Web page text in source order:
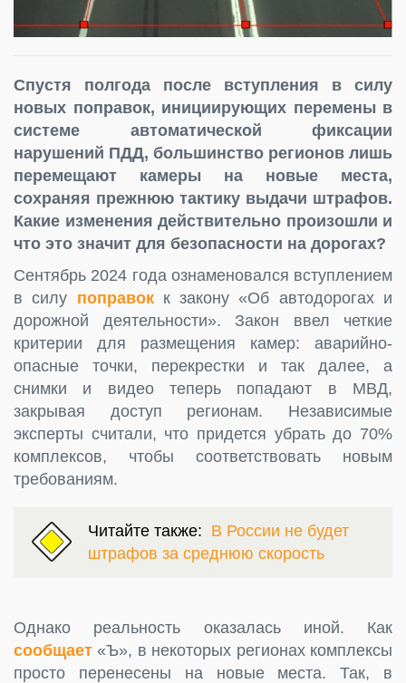
Спустя полгода после вступления в силу
новых поправок, инициирующих перемены в
системе автоматической фиксации
нарушений ПДД, большинство регионов лишь
перемещают камеры на новые места,
сохраняя прежнюю тактику выдачи штрафов.
Какие изменения действительно произошли и
что это значит для безопасности на дорогах?
Сентябрь 2024 года ознаменовался вступлением
в силу поправок к закону «Об автодорогах и
дорожной деятельности». Закон ввел четкие
критерии для размещения камер: аварийно-
опасные точки, перекрестки и так далее, а
снимки и видео теперь попадают в МВД,
закрывая доступ регионам. Независимые
эксперты считали, что придется убрать до 70%
комплексов, чтобы соответствовать новым
требованиям.
Читайте также: В России не будет
штрафов за среднюю скорость
Однако реальность оказалась иной. Как
сообщает «Ъ», в некоторых регионах комплексы
просто перенесены на новые места. Так, в